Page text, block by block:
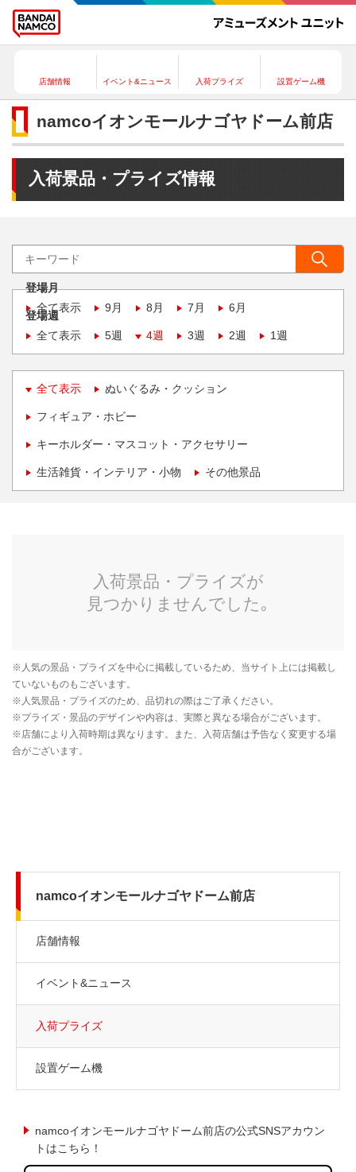
店舗情報 イベント&ニュース 入荷プライズ 設置ゲーム機
namcoイオンモールナゴヤドーム前店
入荷景品・プライズ情報
登場月
全て表示
9月 8月 7月 6月
登場週
全て表示
5週 4週 3週 2週 1週
全て表示 ぬいぐるみ・クッション
フィギュア・ホビー
キーホルダー・マスコット・アクセサリー
生活雑貨・インテリア・小物 その他景品
namcoイオンモールナゴヤドーム前店
店舗情報
イベント&ニュース
入荷プライズ
設置ゲーム機
namcoイオンモールナゴヤドーム前店の公式SNSアカウン
トはこちら！